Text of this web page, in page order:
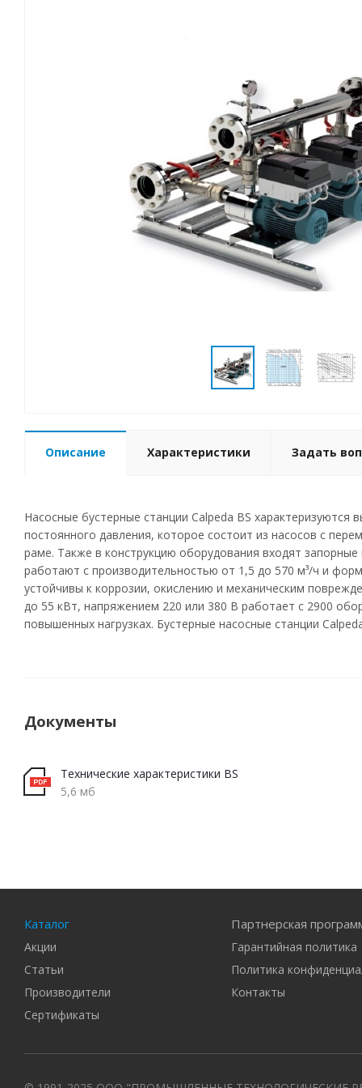
Описание Характеристики Задать
Насосные бустерные станции Calpeda BS
постоянного давления, которое состоит из насосов с
раме. Также в конструкцию оборудования входят
работают с производительностью от 1,5 до 570 м³/ч и
устойчивы к коррозии, окислению и механическим
до 55 кВт, напряжением 220 или 380 В работает с 2900
повышенных нагрузках. Бустерные насосные станции
Документы
Технические характеристики BS
5,6 мб
Каталог
Акции
Статьи
Производители
Сертификаты
Партнерская
Гарантийная политика
Политика
Контакты